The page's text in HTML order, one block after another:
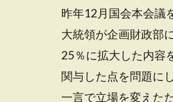
昨年12月国会本会議
大統領が企画財政部
25％に拡大した内容
関与した点を問題に
一言で立場を変えた